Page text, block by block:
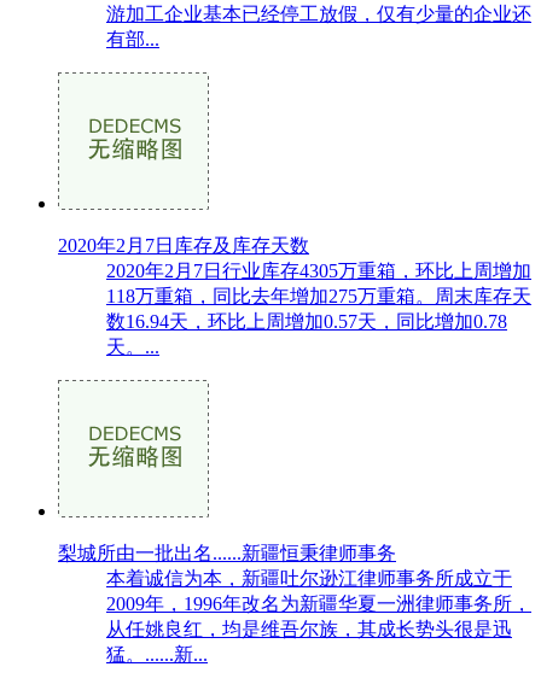
游加工企业基本已经停工放假，仅有少量的企业还
有部...
2020年2月7日库存及库存天数
2020年2月7日行业库存4305万重箱，环比上周增加
118万重箱，同比去年增加275万重箱。周末库存天
数16.94天，环比上周增加0.57天，同比增加0.78
天。...
梨城所由一批出名......新疆恒秉律师事务
本着诚信为本，新疆吐尔逊江律师事务所成立于
2009年，1996年改名为新疆华夏一洲律师事务所，
从任姚良红，均是维吾尔族，其成长势头很是迅
猛。......新...